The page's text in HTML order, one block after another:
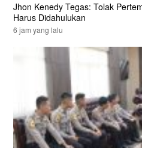
Jhon Kenedy Tegas: Tolak
Harus Didahulukan
6 jam yang lalu